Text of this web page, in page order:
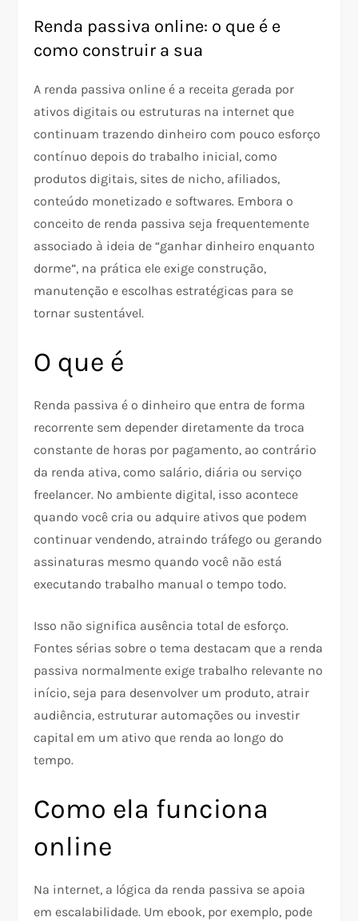
Renda passiva online: o que é e
como construir a sua
A renda passiva online é a receita gerada por
ativos digitais ou estruturas na internet que
continuam trazendo dinheiro com pouco esforço
contínuo depois do trabalho inicial, como
produtos digitais, sites de nicho, afiliados,
conteúdo monetizado e softwares. Embora o
conceito de renda passiva seja frequentemente
associado à ideia de “ganhar dinheiro enquanto
dorme”, na prática ele exige construção,
manutenção e escolhas estratégicas para se
tornar sustentável.​
O que é
Renda passiva é o dinheiro que entra de forma
recorrente sem depender diretamente da troca
constante de horas por pagamento, ao contrário
da renda ativa, como salário, diária ou serviço
freelancer. No ambiente digital, isso acontece
quando você cria ou adquire ativos que podem
continuar vendendo, atraindo tráfego ou gerando
assinaturas mesmo quando você não está
executando trabalho manual o tempo todo.​
Isso não significa ausência total de esforço.
Fontes sérias sobre o tema destacam que a renda
passiva normalmente exige trabalho relevante no
início, seja para desenvolver um produto, atrair
audiência, estruturar automações ou investir
capital em um ativo que renda ao longo do
tempo.
Como ela funciona
online
Na internet, a lógica da renda passiva se apoia
em escalabilidade. Um ebook, por exemplo, pode